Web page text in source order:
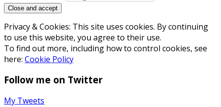
Privacy & Cookies: This site uses cookies. By continuing
to use this website, you agree to their use.
To find out more, including how to control cookies, see
here: Cookie Policy
Follow me on Twitter
My Tweets